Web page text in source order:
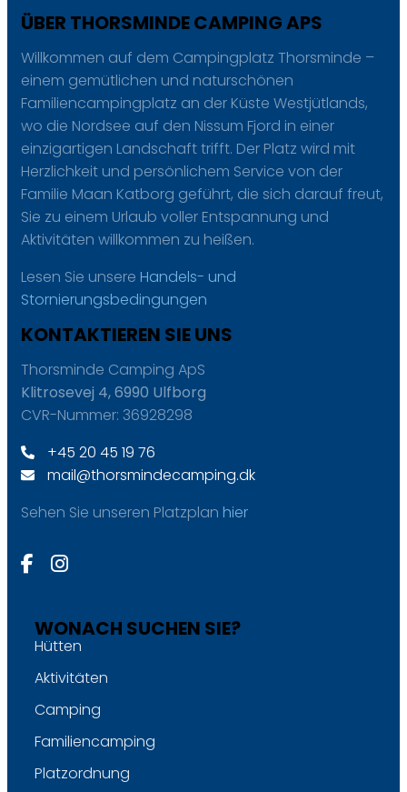
ÜBER THORSMINDE CAMPING APS
Willkommen auf dem Campingplatz Thorsminde –
einem gemütlichen und naturschönen
Familiencampingplatz an der Küste Westjütlands,
wo die Nordsee auf den Nissum Fjord in einer
einzigartigen Landschaft trifft. Der Platz wird mit
Herzlichkeit und persönlichem Service von der
Familie Maan Katborg geführt, die sich darauf freut,
Sie zu einem Urlaub voller Entspannung und
Aktivitäten willkommen zu heißen.
Lesen Sie unsere Handels- und
Stornierungsbedingungen
KONTAKTIEREN SIE UNS
Thorsminde Camping ApS
Klitrosevej 4, 6990 Ulfborg
CVR-Nummer: 36928298
+45 20 45 19 76
mail@thorsmindecamping.dk
Sehen Sie unseren Platzplan hier
WONACH SUCHEN SIE?
Hütten
Aktivitäten
Camping
Familiencamping
Platzordnung